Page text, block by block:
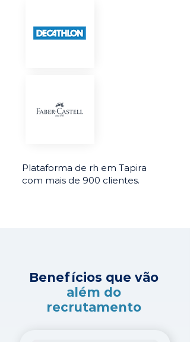
Plataforma de rh em Tapira
com mais de 900 clientes.
Benefícios que vão
além do
recrutamento